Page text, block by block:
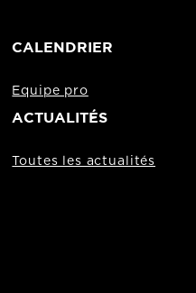
CALENDRIER
Equipe pro
ACTUALITÉS
Toutes les actualités